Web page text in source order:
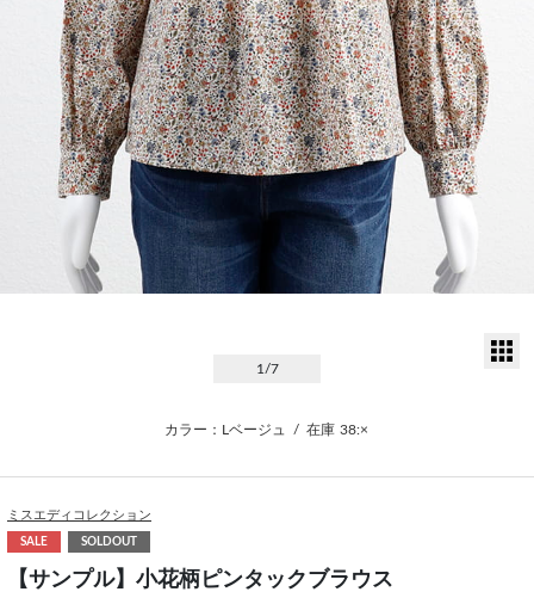
1 /7
カラー：Lベージュ / 在庫 38:×
ミスエディコレクション
SALE SOLDOUT
【サンプル】小花柄ピンタックブラウス